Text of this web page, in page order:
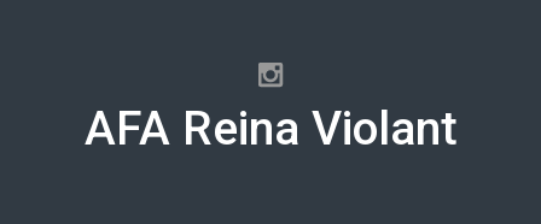
AFA Reina Violant